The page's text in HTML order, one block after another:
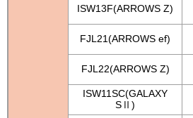
ISW13F(ARROWS Z)
FJL21(ARROWS ef)
FJL22(ARROWS Z)
ISW11SC(GALAXY
SⅡ)